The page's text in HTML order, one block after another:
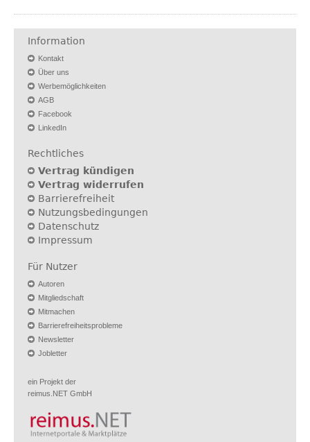
Information
Kontakt
Über uns
Werbemöglichkeiten
AGB
Facebook
LinkedIn
Rechtliches
Vertrag kündigen
Vertrag widerrufen
Barrierefreiheit
Nutzungsbedingungen
Datenschutz
Impressum
Für Nutzer
Autoren
Mitgliedschaft
Mitmachen
Barrierefreiheitsprobleme
Newsletter
Jobletter
ein Projekt der
reimus.NET GmbH